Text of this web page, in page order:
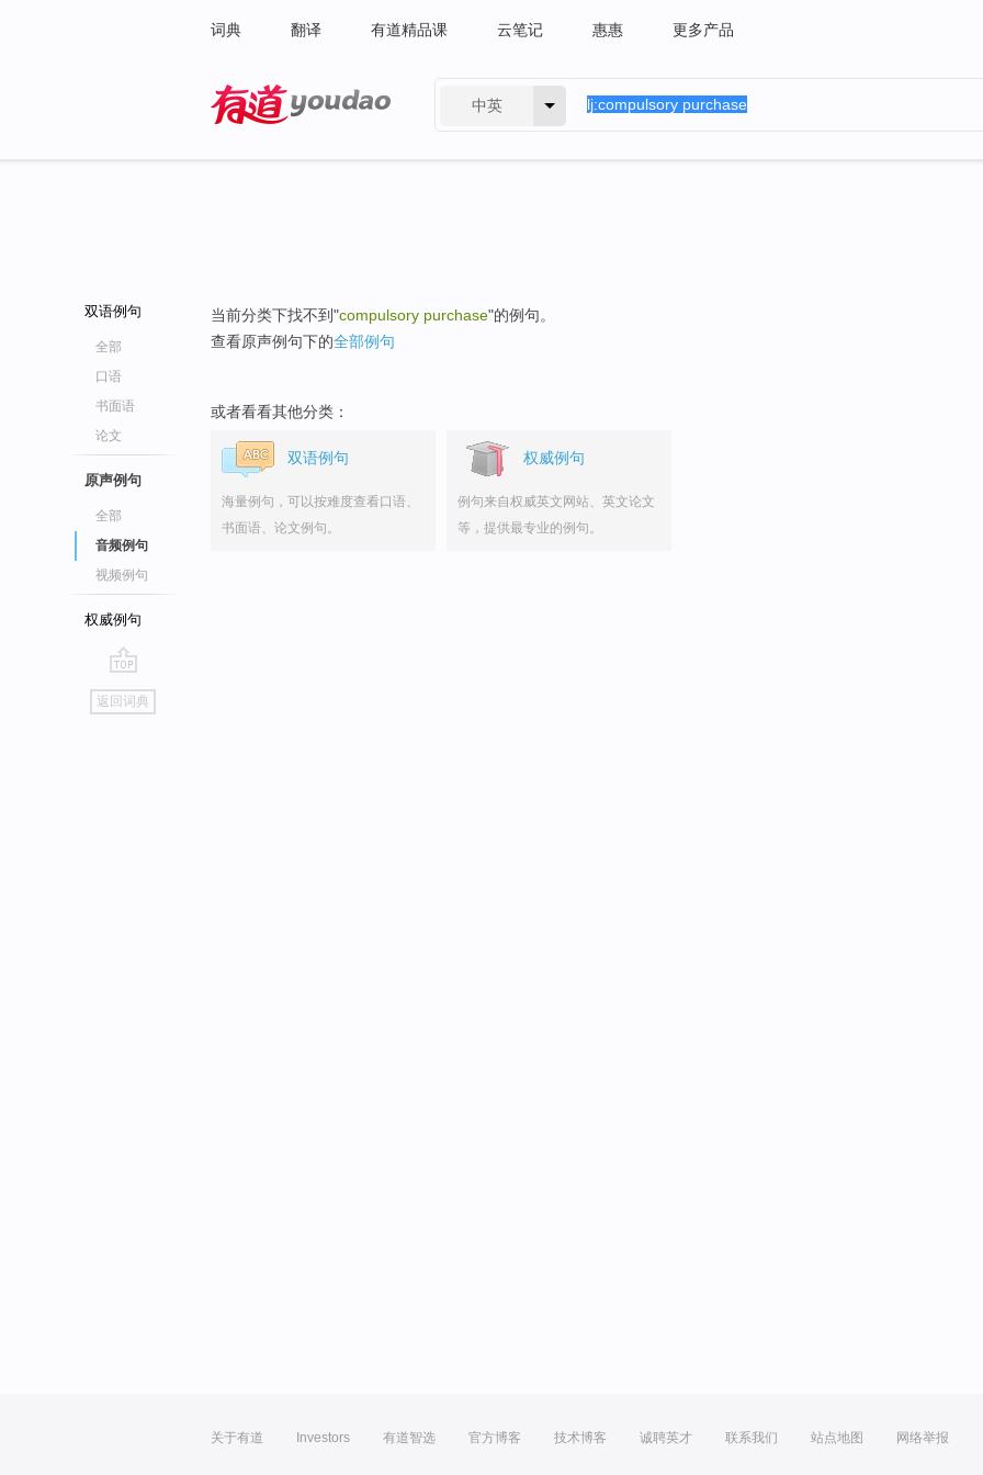
词典 翻译 有道精品课 云笔记 惠惠 更多产品
中英
双语例句
全部
口语
书面语
论文
原声例句
全部
音频例句
视频例句
权威例句
go
top
返回词典
当前分类下找不到"compulsory purchase"的例句。
查看原声例句下的全部例句
或者看看其他分类：
双语例句
海量例句，可以按难度查看口语、
书面语、论文例句。
权威例句
例句来自权威英文网站、英文论文
等，提供最专业的例句。
关于有道 Investors 有道智选 官方博客 技术博客 诚聘英才 联系我们 站点地图 网络举报